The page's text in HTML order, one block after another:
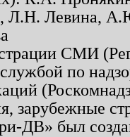
Л.Н. Левина,
СМИ
по
зарубежные
ДВ» был